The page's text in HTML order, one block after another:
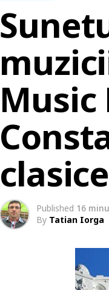
Music
clasice
Published 16
By Tatian Iorga